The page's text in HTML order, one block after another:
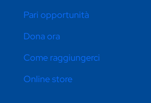
Pari opportunità
Dona ora
Come raggiungerci
Online store